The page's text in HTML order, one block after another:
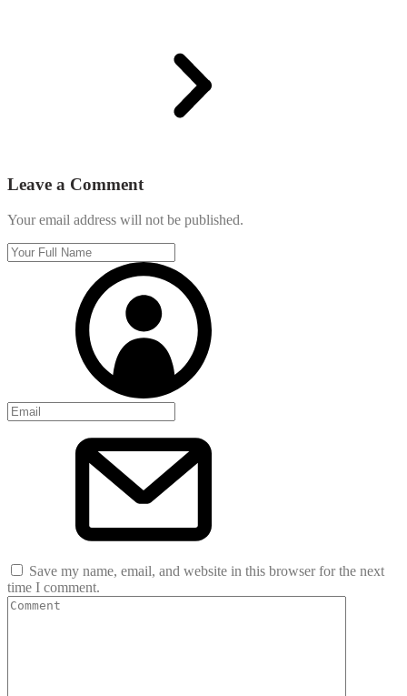
Leave a Comment
Your email address will not be published.
Save my name, email, and website in this browser for the next
time I comment.